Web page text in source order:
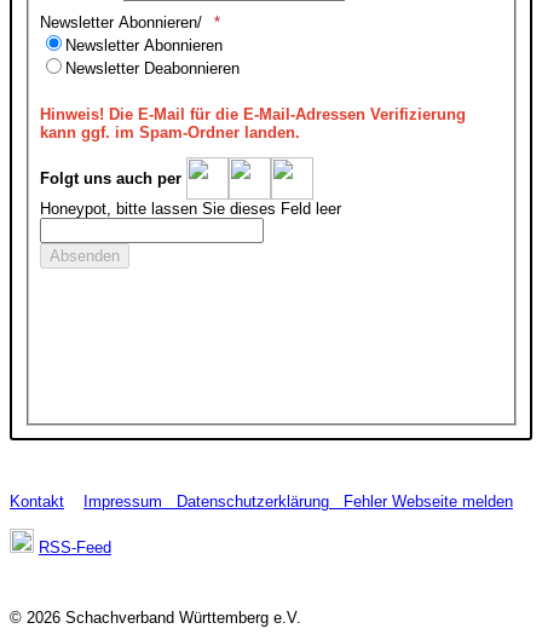
Newsletter Abonnieren/
Newsletter Abonnieren
Newsletter Deabonnieren
Hinweis! Die E-Mail für die E-Mail-Adressen Verifizierung
kann ggf. im Spam-Ordner landen.
Folgt uns auch per
Honeypot, bitte lassen Sie dieses Feld leer
Kontakt Impressum Datenschutzerklärung Fehler Webseite melden
RSS-Feed
© 2026 Schachverband Württemberg e.V.